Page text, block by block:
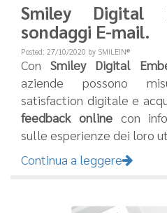
Smiley
sondaggi E-mail.
Posted: 27/10/2020 by SMILEIN®
ConSmiley Digital
aziende possono
satisfaction digitale e
feedback onlinecon
sulle esperienze dei loro
Continua a leggere